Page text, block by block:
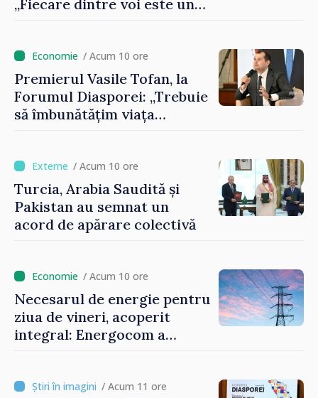
„Fiecare dintre voi este un
imaginii Republicii Moldova”
/ Acum 10 ore
Premierul Vasile Tofan, la
Forumul Diasporei: „Trebuie
să îmbunătățim viața
/ Acum 10 ore
Turcia, Arabia Saudită și
Pakistan au semnat un
acord de apărare colectivă
/ Acum 10 ore
Necesarul de energie pentru
ziua de vineri, acoperit
integral: Energocom a
/ Acum 11 ore